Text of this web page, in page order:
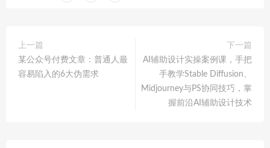
上一篇
某公众号付费文章：普通人最
容易陷入的6大伪需求
下一篇
AI辅助设计实操案例课，手把
手教学Stable Diffusion、
Midjourney与PS协同技巧，掌
握前沿AI辅助设计技术